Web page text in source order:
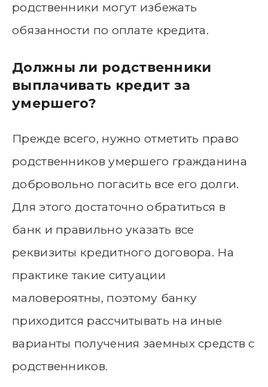
родственники могут избежать
обязанности по оплате кредита.
Должны ли родственники
выплачивать кредит за
умершего?
Прежде всего, нужно отметить право
родственников умершего гражданина
добровольно погасить все его долги.
Для этого достаточно обратиться в
банк и правильно указать все
реквизиты кредитного договора. На
практике такие ситуации
маловероятны, поэтому банку
приходится рассчитывать на иные
варианты получения заемных средств с
родственников.